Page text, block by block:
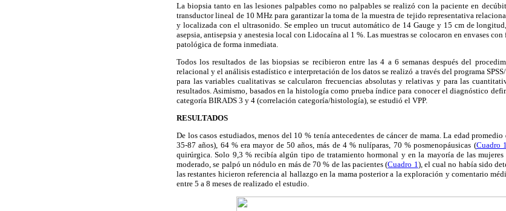
La biopsia tanto en las lesiones palpables como no palpables se realizó con la paciente en
transductor lineal de 10 MHz para garantizar la toma de la muestra de tejido representativa
y localizada con el ultrasonido. Se empleo un trucut automático de 14 Gauge y 15 cm de
asepsia, antisepsia y anestesia local con Lidocaína al 1 %. Las muestras se colocaron en envases
patológica de forma inmediata.
Todos los resultados de las biopsias se recibieron entre las 4 a 6 semanas después del
relacional y el análisis estadístico e interpretación de los datos se realizó a través del programa
para las variables cualitativas se calcularon frecuencias absolutas y relativas y para las
resultados. Asimismo, basados en la histología como prueba índice para conocer el diagnóstico
categoría BIRADS 3 y 4 (correlación categoría/histología), se estudió el VPP.
RESULTADOS
De los casos estudiados, menos del 10 % tenía antecedentes de cáncer de mama. La edad
35-87 años), 64 % era mayor de 50 años, más de 4 % nulíparas, 70 % posmenopáusicas (Cuadro 1
quirúrgica. Solo 9,3 % recibía algún tipo de tratamiento hormonal y en la mayoría de las
moderado, se palpó un nódulo en más de 70 % de las pacientes (Cuadro 1), el cual no había sido
las restantes hicieron referencia al hallazgo en la mama posterior a la exploración y comentario
entre 5 a 8 meses de realizado el estudio.